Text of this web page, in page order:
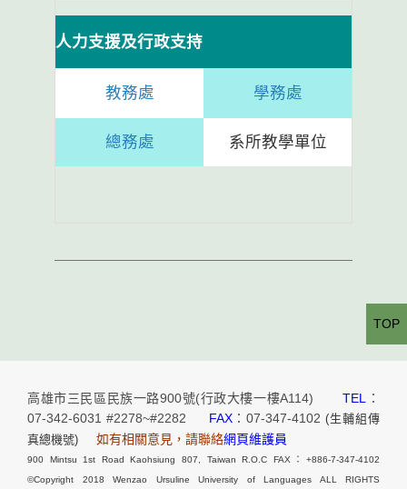
人力支援及行政支持
教務處 學務處
總務處 系所教學單位
高雄市三民區民族一路900號(行政大樓一樓A114) TEL ：
07-342-6031 #2278~#2282 FAX：07-347-4102(生輔組傳
真總機號)
如有相關意見，請聯絡網頁維護員
900 Mintsu 1st Road Kaohsiung 807, Taiwan R.O.C FAX：+886-7-347-4102
©Copyright 2018 Wenzao Ursuline University of Languages ALL RIGHTS
TOP